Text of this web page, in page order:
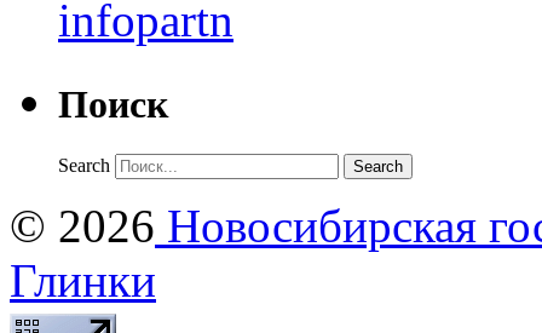
Поиск
Search
© 2026 Новосибирская
Глинки